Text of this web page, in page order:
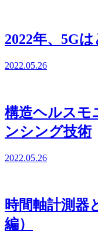
2022年、5G
2022.05.26
構造ヘルスモ
ンシング技術
2022.05.26
時間軸計測器
編）